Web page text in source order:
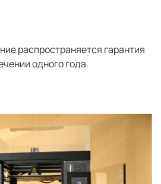
распространяется гарантия
одного года.